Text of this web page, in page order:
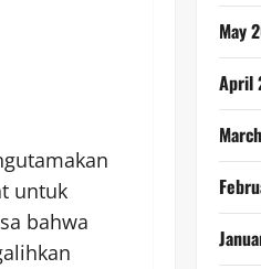
untuk
bahwa
May
April